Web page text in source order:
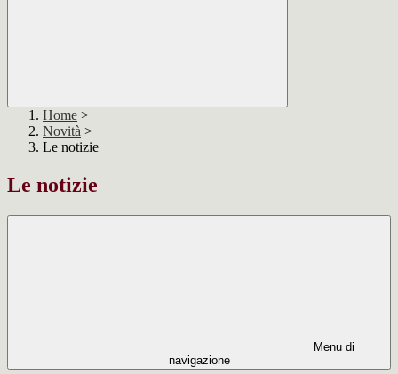
Home >
Novità >
Le notizie
Le notizie
Menu di
navigazione